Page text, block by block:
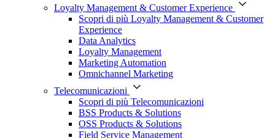
Loyalty Management & Customer Experience
Scopri di più Loyalty Management & Customer
Experience
Data Analytics
Loyalty Management
Marketing Automation
Omnichannel Marketing
Telecomunicazioni
Scopri di più Telecomunicazioni
BSS Products & Solutions
OSS Products & Solutions
Field Service Management